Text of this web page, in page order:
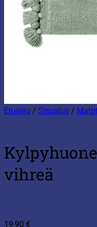
Etusivu / Sisustus /
vihreä
19,90 €